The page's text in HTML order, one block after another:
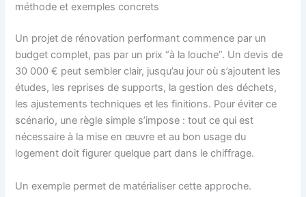
méthode et exemples concrets
Un projet de rénovation performant commence par un
budget complet, pas par un prix “à la louche”. Un devis de
30 000 € peut sembler clair, jusqu’au jour où s’ajoutent les
études, les reprises de supports, la gestion des déchets,
les ajustements techniques et les finitions. Pour éviter ce
scénario, une règle simple s’impose : tout ce qui est
nécessaire à la mise en œuvre et au bon usage du
logement doit figurer quelque part dans le chiffrage.
Un exemple permet de matérialiser cette approche.